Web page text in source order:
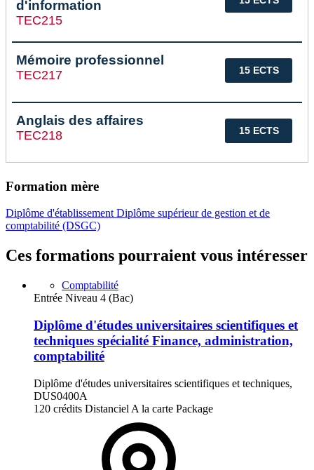
d'information
TEC215
15 ECTS
Mémoire professionnel
TEC217
15 ECTS
Anglais des affaires
TEC218
Formation mère
Diplôme d'établissement Diplôme supérieur de gestion et de
comptabilité (DSGC)
Ces formations pourraient vous intéresser
Comptabilité
Entrée Niveau 4 (Bac)
Diplôme d'études universitaires scientifiques et
techniques spécialité Finance, administration,
comptabilité
Diplôme d'études universitaires scientifiques et techniques,
DUS0400A
120 crédits Distanciel A la carte Package